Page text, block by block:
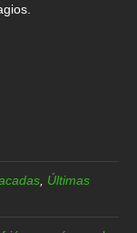
Últimas